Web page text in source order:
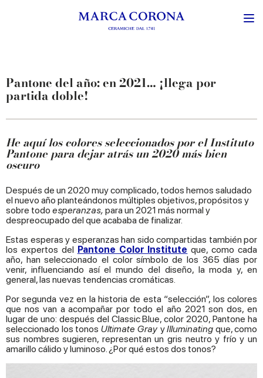
Pantone del año: en 2021… ¡llega por
partida doble!
He aquí los colores seleccionados por el Instituto
Pantone para dejar atrás un 2020 más bien
oscuro
Después de un 2020 muy complicado, todos hemos saludado
el nuevo año planteándonos múltiples objetivos, propósitos y
sobre todo esperanzas, para un 2021 más normal y
despreocupado del que acababa de finalizar.
Estas esperas y esperanzas han sido compartidas también por
los expertos del Pantone Color Institute que, como cada
año, han seleccionado el color símbolo de los 365 días por
venir, influenciando así el mundo del diseño, la moda y, en
general, las nuevas tendencias cromáticas.
Por segunda vez en la historia de esta “selección”, los colores
que nos van a acompañar por todo el año 2021 son dos, en
lugar de uno: después del Classic Blue, color 2020, Pantone ha
seleccionado los tonos Ultimate Gray yIlluminating que, como
sus nombres sugieren, representan un gris neutro y frío y un
amarillo cálido y luminoso. ¿Por qué estos dos tonos?